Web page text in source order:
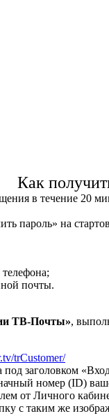
Как
в течение 20
пароль» на
почты.
ТВ-Почты»,
trCustomer/
заголовком
номер (ID)
от Личного
с таким же